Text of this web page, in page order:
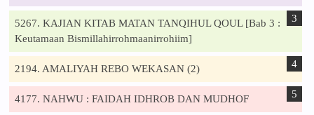
5267. KAJIAN KITAB MATAN TANQIHUL QOUL [Bab 3 :
Keutamaan Bismillahirrohmaanirrohiim]
2194. AMALIYAH REBO WEKASAN (2)
4177. NAHWU : FAIDAH IDHROB DAN MUDHOF